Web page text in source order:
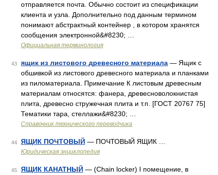
отправляется почта. Обычно состоит из спецификации
клиента и узла. Дополнительно под данным термином
понимают абстрактный контейнер , в котором хранятся
сообщения электронной&#8230; …
Официальная терминология
43 ящик из листового древесного материала — Ящик с
обшивкой из листового древесного материала и планками
из пиломатериала. Примечание К листовым древесным
материалам относятся: фанера, древесноволокнистая
плита, древесно стружечная плита и т.п. [ГОСТ 20767 75]
Тематики тара, стеллажи&#8230; …
Справочник технического переводчика
44 ЯЩИК ПОЧТОВЫЙ — ПОЧТОВЫЙ ЯЩИК …
Юридическая энциклопедия
45 ЯЩИК КАНАТНЫЙ — (Chain locker) I помещение, в